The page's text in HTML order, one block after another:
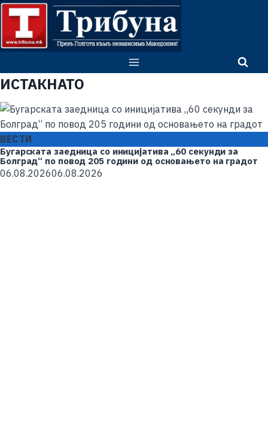
ИСТАКНАТО
ВЕСТИ
Бугарската заедница со иницијатива „60 секунди за
Болград“ по повод 205 години од основањето на градот
06.08.202606.08.2026